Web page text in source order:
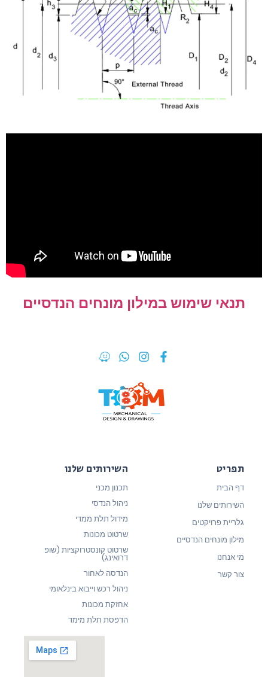
תנאי שימוש במילון מונחים הנדסיים
תפריט
דף הבית
השירותים שלנו
גלריית פרויקטים
מילון מונחים הנדסיים
מי אנחנו
צור קשר
השירותים שלנו
תכנון מכני
ניהול הנדסי
מידול תלת ממדי
שרטוט מכונות
שרטוט קונסטרוקציות (שופ
דרואינג)
הנדסה לאחור
ניהול רכש וייבוא בינלאומי
אחזקת מכונות
הדפסת תלת מימד